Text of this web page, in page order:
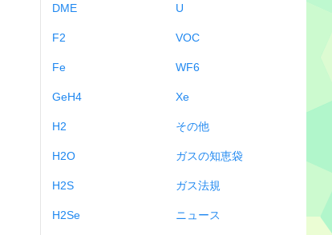
DME
F2
Fe
GeH4
H2
H2O
H2S
H2Se
U
VOC
WF6
Xe
その他
ガスの知恵袋
ガス法規
ニュース